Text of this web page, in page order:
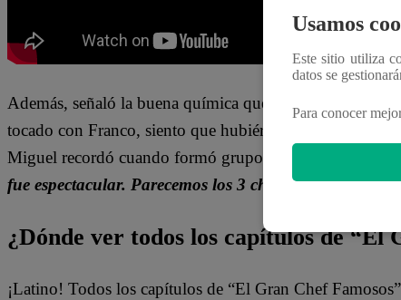
Además, señaló la buena química que experimentó con
tocado con Franco, siento que hubiéramos hecho una
Miguel recordó cuando formó grupo con Mateo y Jano.
fue espectacular. Parecemos los 3 chiflados: el tontito,
¿Dónde ver todos los capítulos de “El
¡Latino! Todos los capítulos de “El Gran Chef
Usamos
Este sitio utiliza
datos se
Para conocer